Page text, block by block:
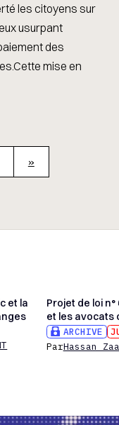
les citoyens sur
usurpant
des
mise en
»
et la
Projet de loi
et les avocats
ARCHIVE
ParHassan